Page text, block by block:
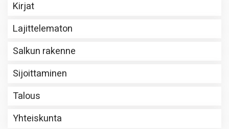
Kirjat
Lajittelematon
Salkun rakenne
Sijoittaminen
Talous
Yhteiskunta